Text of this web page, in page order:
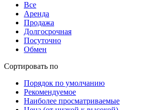
Все
Аренда
Продажа
Долгосрочная
Посуточно
Обмен
Сортировать по
Порядок по умолчанию
Рекомендуемое
Наиболее просматриваемые